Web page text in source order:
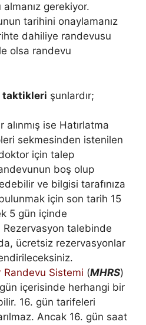
gerekiyor.
tarihini onaylamanız
dahiliye randevusu
olsa randevu
taktikleri şunlardır;
ise Hatırlatma
sekmesinden istenilen
için talep
boş olup
ve bilgisi tarafınıza
için son tarih 15
5 gün içinde
Rezervasyon talebinde
ücretsiz rezervasyonlar
Randevu Sistemi (MHRS)
içerisinde herhangi bir
16. gün tarifeleri
Ancak 16. gün saat